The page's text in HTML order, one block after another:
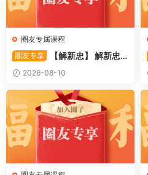
圈友专属课程
圈友专享
【解新忠】 解新忠2
015职业盘手的基础交易系统
8视频
2026-08-10